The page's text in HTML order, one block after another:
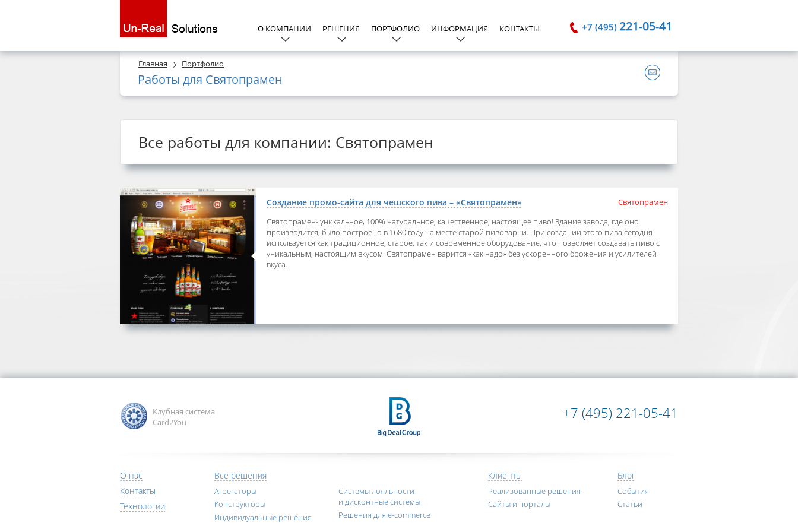
+7 (495) 221-05-41
О КОМПАНИИ РЕШЕНИЯ ПОРТФОЛИО ИНФОРМАЦИЯ КОНТАКТЫ
Главная Портфолио
Работы для Святопрамен
Все работы для компании: Святопрамен
Святопрамен
Создание промо-сайта для чешского пива – «Святопрамен»
Святопрамен- уникальное, 100% натуральное, качественное, настоящее пиво! Здание завода, где оно
производится, было построено в 1680 году на месте старой пивоварни. При создании этого пива сегодня
используется как традиционное, старое, так и современное оборудование, что позволяет создавать пиво с
уникальным, настоящим вкусом. Святопрамен варится «как надо» без ускоренного брожения и усилителей
вкуса.
Клубная система
Card2You
+7 (495) 221-05-41
О нас
Контакты
Технологии
Все решения
Агрегаторы
Конструкторы
Индивидуальные решения
Системы лояльности
и дисконтные системы
Решения для e-commerce
Клиенты
Реализованные решения
Сайты и порталы
Блог
События
Статьи